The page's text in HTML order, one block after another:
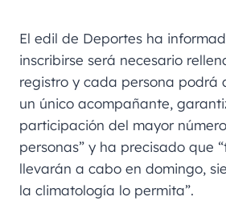
El edil de Deportes ha
inscribirse será necesario
registro y cada persona podrá
un único acompañante,
participación del mayor
personas” y ha precisado que
llevarán a cabo en domingo,
la climatología lo permita”.